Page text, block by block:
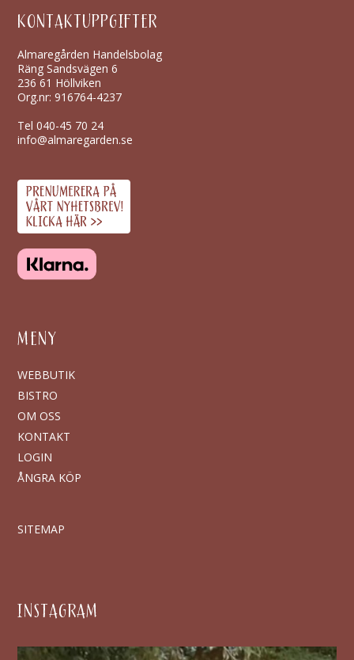
KONTAKTUPPGIFTER
Almaregården Handelsbolag
Räng Sandsvägen 6
236 61 Höllviken
Org.nr: 916764-4237
Tel040-45 70 24
info@almaregarden.se
MENY
WEBBUTIK
BISTRO
OM OSS
KONTAKT
LOGIN
ÅNGRA KÖP
SITEMAP
INSTAGRAM